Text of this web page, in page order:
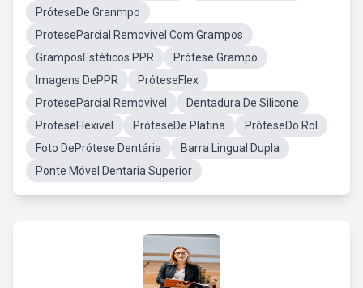
PróteseDe Granmpo
ProteseParcial Removivel Com Grampos
GramposEstéticos PPR
Prótese Grampo
Imagens DePPR
PróteseFlex
ProteseParcial Removivel
Dentadura De Silicone
ProteseFlexivel
PróteseDe Platina
PróteseDo Rol
Foto DePrótese Dentária
Barra Lingual Dupla
Ponte Móvel Dentaria Superior